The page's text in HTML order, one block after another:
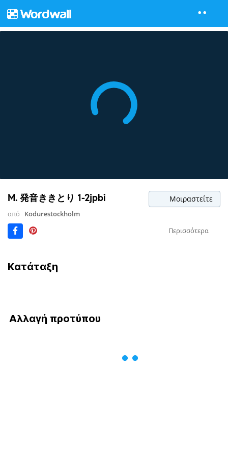
M. 発音ききとり 1-2jpbi Μοιραστείτε
από
Kodurestockholm
Περισσότερα
Κατάταξη
Αλλαγή προτύπου